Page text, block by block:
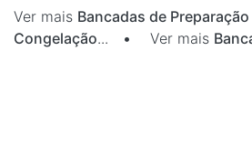
Ver mais Bancadas de
Congelação... • Ver mais